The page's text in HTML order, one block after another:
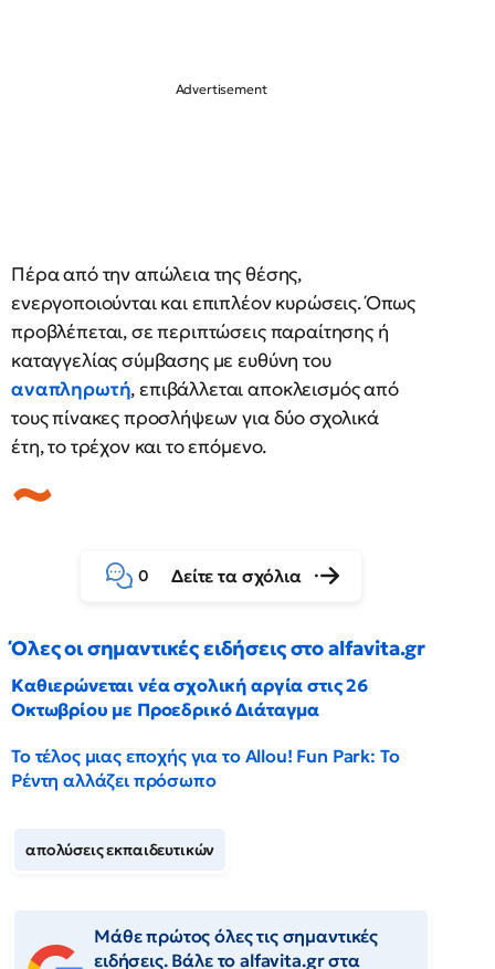
Πέρα από την απώλεια της θέσης,
ενεργοποιούνται και επιπλέον κυρώσεις. Όπως
προβλέπεται, σε περιπτώσεις παραίτησης ή
καταγγελίας σύμβασης με ευθύνη του
αναπληρωτή, επιβάλλεται αποκλεισμός από
τους πίνακες προσλήψεων για δύο σχολικά
έτη, το τρέχον και το επόμενο.
0 Δείτε τα σχόλια
Όλες οι σημαντικές ειδήσεις στο alfavita.gr
Καθιερώνεται νέα σχολική αργία στις 26
Οκτωβρίου με Προεδρικό Διάταγμα
Το τέλος μιας εποχής για το Allou! Fun Park: Το
Ρέντη αλλάζει πρόσωπο
απολύσεις εκπαιδευτικών
Μάθε πρώτος όλες τις σημαντικές
ειδήσεις. Βάλε το alfavita.gr στα